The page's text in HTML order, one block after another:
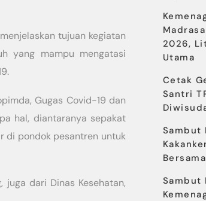
tujuan kegiatan
yang mampu mengatasi
Gugas Covid-19 dan
hal, diantaranya sepakat
di pondok pesantren untuk
juga dari Dinas Kesehatan,
2026,
Utama
Cetak
Santri
Sambut
Sambut